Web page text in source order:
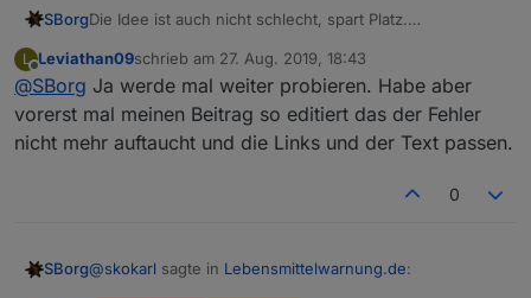
SBorgDie Idee ist auch nicht schlecht, spart Platz.
löschen. Die aktuelle Beschreibung steht ja kpl. in
entry.description[0], dann würde ich auch da löschen.
Ich lass dich mal werkeln :)
L
Offline
Leviathan09schrieb am 27. Aug. 2019, 18:43
zuletzt editiert von
@SBorg Ja werde mal weiter probieren. Habe aber
vorerst mal meinen Beitrag so editiert das der Fehler
nicht mehr auftaucht und die Links und der Text passen.
0
SBorg@skokarl sagte in Lebensmittelwarnung.de: